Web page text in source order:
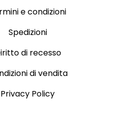
e condizioni
Spedizioni
di recesso
di vendita
Privacy Policy